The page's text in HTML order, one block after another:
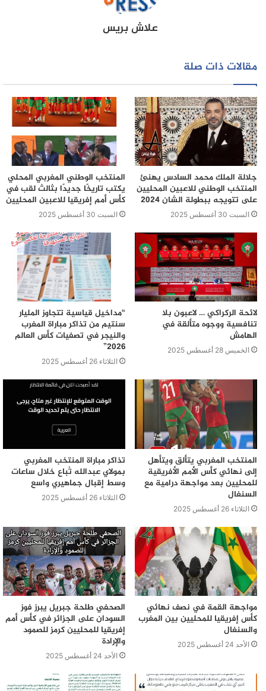
علاش بريس
مقالات ذات صلة
جلالة الملك محمد السادس يهنئ
المنتخب الوطني للاعبين المحليين
على تتويجه ببطولة الشان 2024
السبت 30 أغسطس 2025
المنتخب الوطني المغربي المحلي
يكتب تاريخًا جديدًا بثالث لقب في
كأس أمم إفريقيا للاعبين المحليين
السبت 30 أغسطس 2025
لائحة الركراكي … لاعبون بلا
تنافسية ووجوه متألقة في
الهامش
الخميس 28 أغسطس 2025
“مداخيل قياسية تتجاوز المليار
سنتيم من تذاكر مباراة المغرب
والنيجر في تصفيات كأس العالم
2026”
الثلاثاء 26 أغسطس 2025
المنتخب المغربي يتألق ويتأهل
إلى نهائي كأس الأمم الأفريقية
للمحليين بعد مواجهة درامية مع
السنغال
الثلاثاء 26 أغسطس 2025
تذاكر مباراة المنتخب المغربي
بمولاي عبدالله تُباع خلال ساعات
وسط إقبال جماهيري واسع
الثلاثاء 26 أغسطس 2025
مواجهة القمة في نصف نهائي
كأس إفريقيا للمحليين بين المغرب
والسنغال
الأحد 24 أغسطس 2025
الصحفي طلحة جبريل يبرز فوز
السودان على الجزائر في كأس أمم
إفريقيا للمحليين كرمز للصمود
والإرادة
الأحد 24 أغسطس 2025